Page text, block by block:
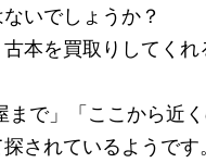
いでしょうか？
本を買取りしてくれ
で」「ここから近く
されているようです